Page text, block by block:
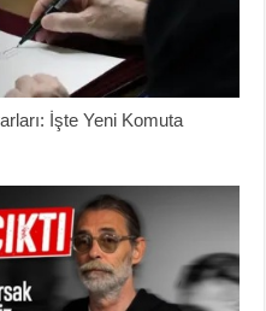
İşte Yeni Komuta